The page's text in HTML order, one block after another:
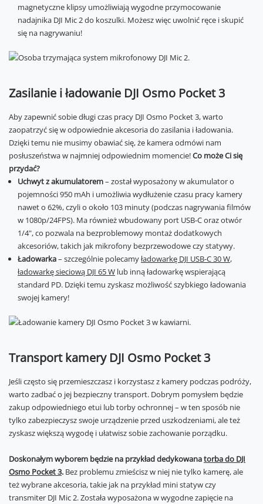
magnetyczne klipsy umożliwiają wygodne przymocowanie
nadajnika DJI Mic 2 do koszulki. Możesz więc uwolnić ręce i skupić
się na nagrywaniu!
Zasilanie i ładowanie DJI Osmo Pocket 3
Aby zapewnić sobie długi czas pracy DJI Osmo Pocket 3, warto
zaopatrzyć się w odpowiednie akcesoria do zasilania i ładowania.
Dzięki temu nie musimy obawiać się, że kamera odmówi nam
posłuszeństwa w najmniej odpowiednim momencie!Co może Ci się
przydać?
Uchwyt z akumulatorem– został wyposażony w akumulator o
pojemności 950 mAh i umożliwia wydłużenie czasu pracy kamery
nawet o 62%, czyli o około 103 minuty (podczas nagrywania filmów
w 1080p/24FPS). Ma również wbudowany port USB-C oraz otwór
1/4", co pozwala na bezproblemowy montaż dodatkowych
akcesoriów, takich jak mikrofony bezprzewodowe czy statywy.
Ładowarka– szczególnie polecamyładowarkę DJI USB-C 30 W,
ładowarkę sieciową DJI 65 W lub inną ładowarkę wspierającą
standard PD. Dzięki temu zyskasz możliwość szybkiego ładowania
swojej kamery!
Transport kamery DJI Osmo Pocket 3
Jeśli często się przemieszczasz i korzystasz z kamery podczas podróży,
warto zadbać o jej bezpieczny transport. Dobrym pomysłem będzie
zakup odpowiedniego etui lub torby ochronnej – w ten sposób nie
tylko zabezpieczysz swoje urządzenie przed uszkodzeniami, ale też
zyskasz większą wygodę i ułatwisz sobie zachowanie porządku.
Doskonałym wyborem będzie na przykład dedykowanatorba do DJI
Osmo Pocket 3. Bez problemu zmieścisz w niej nie tylko kamerę, ale
też wybrane akcesoria, takie jak na przykład mini statyw czy
transmiter DJI Mic 2. Została wyposażona w wygodne zapięcie na